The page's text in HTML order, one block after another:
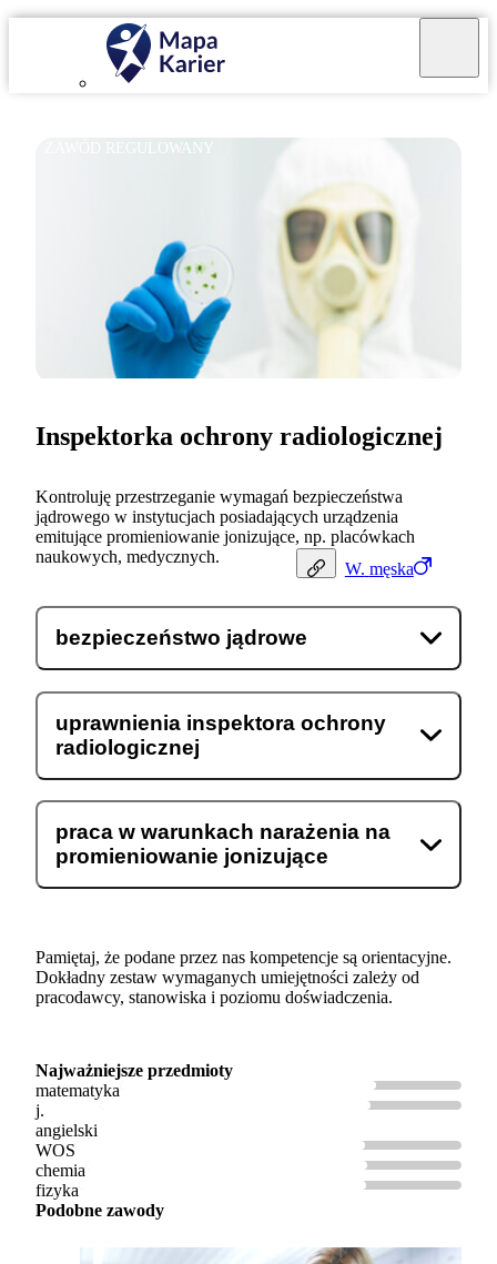
ZAWÓD REGULOWANY
W. męska
Inspektorka ochrony radiologicznej
Kontroluję przestrzeganie wymagań bezpieczeństwa
jądrowego w instytucjach posiadających urządzenia
emitujące promieniowanie jonizujące, np. placówkach
naukowych, medycznych.
bezpieczeństwo jądrowe
uprawnienia inspektora ochrony
radiologicznej
praca w warunkach narażenia na
promieniowanie jonizujące
Pamiętaj, że podane przez nas kompetencje są orientacyjne.
Dokładny zestaw wymaganych umiejętności zależy od
pracodawcy, stanowiska i poziomu doświadczenia.
Najważniejsze przedmioty
matematyka
j.
angielski
WOS
chemia
fizyka
Podobne zawody